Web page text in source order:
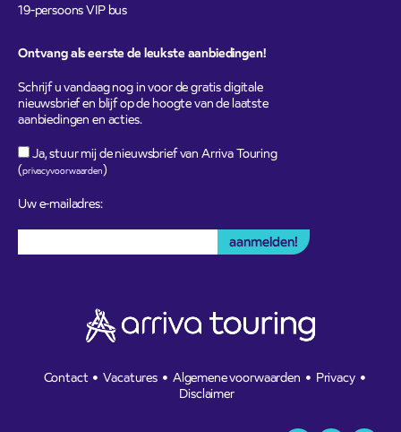
19-persoons VIP bus
Ontvang als eerste de leukste aanbiedingen!
Schrijf u vandaag nog in voor de gratis digitale
nieuwsbrief en blijf op de hoogte van de laatste
aanbiedingen en acties.
Ja, stuur mij de nieuwsbrief van Arriva Touring
(privacyvoorwaarden)
Uw e-mailadres:
Contact Vacatures Algemene voorwaarden
Privacy
Disclaimer